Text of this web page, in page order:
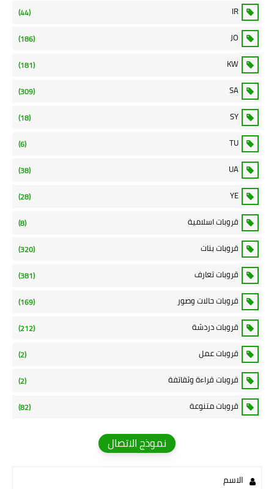
IR
(44)
JO
(186)
KW
(181)
SA
(309)
SY
(18)
TU
(6)
UA
(38)
YE
(28)
قروبات اسلامية (8)
قروبات بنات (320)
قروبات تعارف (381)
قروبات حالات وصور (169)
قروبات دردشة (212)
قروبات عمل (2)
قروبات قراءة وثقاتفة (2)
قروبات متنوعة (82)
نموذج الاتصال
الاسم